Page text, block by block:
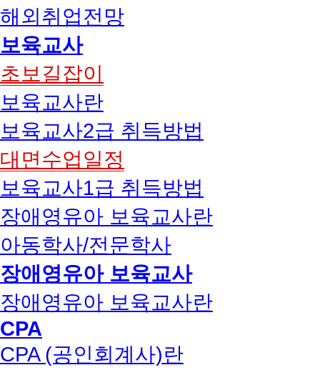
해외취업전망
보육교사
초보길잡이
보육교사란
보육교사2급 취득방법
대면수업일정
보육교사1급 취득방법
장애영유아 보육교사란
아동학사/전문학사
장애영유아 보육교사
장애영유아 보육교사란
CPA
CPA (공인회계사)란